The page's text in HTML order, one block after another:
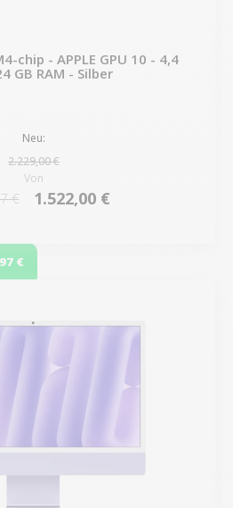
chip - APPLE GPU 10 - 4,4
GB RAM - Silber
Neu:
2.229,00 €
Von
€ 1.522,00 €
€